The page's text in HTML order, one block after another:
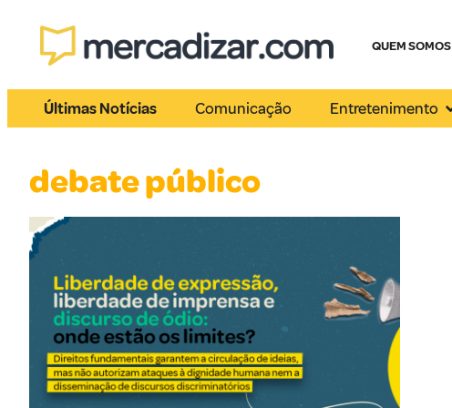
QUEM SOMOS
Últimas Notícias Comunicação Entretenimento
debate público